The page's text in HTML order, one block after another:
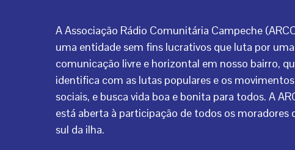
A Associação Rádio Comunitária Campeche
uma entidade sem fins lucrativos que luta por uma
comunicação livre e horizontal em nosso bairro,
identifica com as lutas populares e os movimentos
sociais, e busca vida boa e bonita para todos. A
está aberta à participação de todos os moradores
sul da ilha.